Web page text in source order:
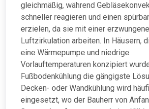
gleichmäßig, während
schneller reagieren und einen
erzielen, da sie mit einer
Luftzirkulation arbeiten. In Häusern,
eine Wärmepumpe und niedrige
Vorlauftemperaturen konzipiert
Fußbodenkühlung die gängigste
Decken- oder Wandkühlung wird
eingesetzt, wo der Bauherr von